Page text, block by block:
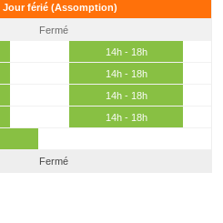
Jour férié (Assomption)
Fermé
14h - 18h
14h - 18h
14h - 18h
14h - 18h
Fermé